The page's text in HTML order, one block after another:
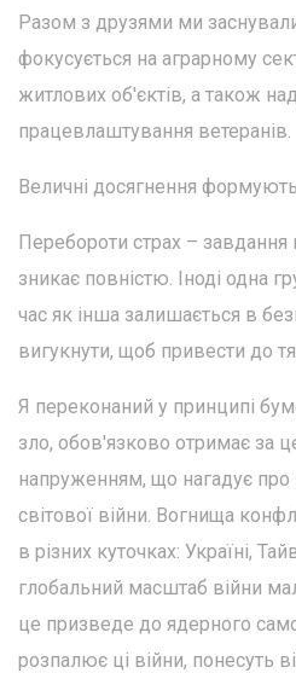
Разом з друзями ми
фокусується на аграрному
житлових об'єктів, а також
працевлаштування ветеранів.
Величні досягнення
Перебороти страх – завдання
зникає повністю. Іноді одна
час як інша залишається в
вигукнути, щоб привести до
Я переконаний у принципі
зло, обов'язково отримає за
напруженням, що нагадує про
світової війни. Вогнища
в різних куточках: Україні,
глобальний масштаб війни
це призведе до ядерного
розпалює ці війни, понесуть